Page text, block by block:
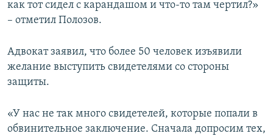
как тот сидел с карандашом и что-то там чертил?»
– отметил Полозов.
Адвокат заявил, что более 50 человек изъявили
желание выступить свидетелями со стороны
защиты.
«У нас не так много свидетелей, которые попали в
обвинительное заключение. Сначала допросим тех,